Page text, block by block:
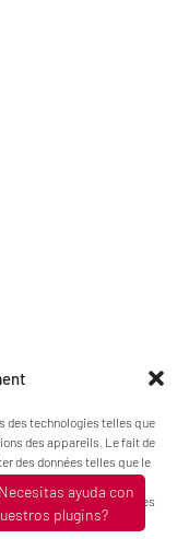
des technologies telles que
des appareils. Le fait de
des données telles que le
Le fait de ne pas
effet négatif sur certaines
y LMS